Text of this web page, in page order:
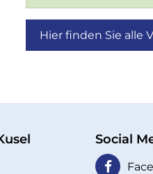
Hier finden Sie alle
Social